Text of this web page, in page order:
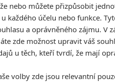
dál a dál posiluje už tak
přípravě novinkyCoyote Blue
po slavné Route 66 tajuplný
o přežití bude muset hrdina
Brown , známý ze seriálu
nebo můžete přizpůsobit
u každého účelu nebo funkce.
a oprávněného zájmu. V
zde možnost upravit váš
u těch, kteří tvrdí, že mají
volby zde jsou relevantní